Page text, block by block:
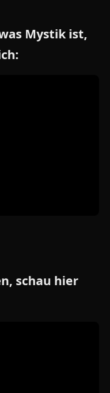
Mystik ist,
schau hier